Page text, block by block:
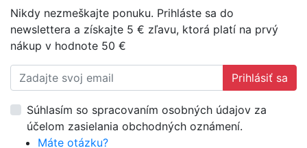
Nikdy nezmeškajte ponuku. Prihláste sa do
newslettera a získajte 5 € zľavu, ktorá platí na prvý
nákup v hodnote 50 €
Prihlásiť sa
Súhlasím so spracovaním osobných údajov za
účelom zasielania obchodných oznámení.
Máte otázku?